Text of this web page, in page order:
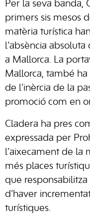
Per la seva banda,
primers sis mesos
matèria turística
l’absència
a Mallorca. La
Mallorca, també
de l’inèrcia de la
promoció com en
Cladera ha pres
expressada per
l’aixecament de la
més places
que responsabilitza
d’haver
turístiques.